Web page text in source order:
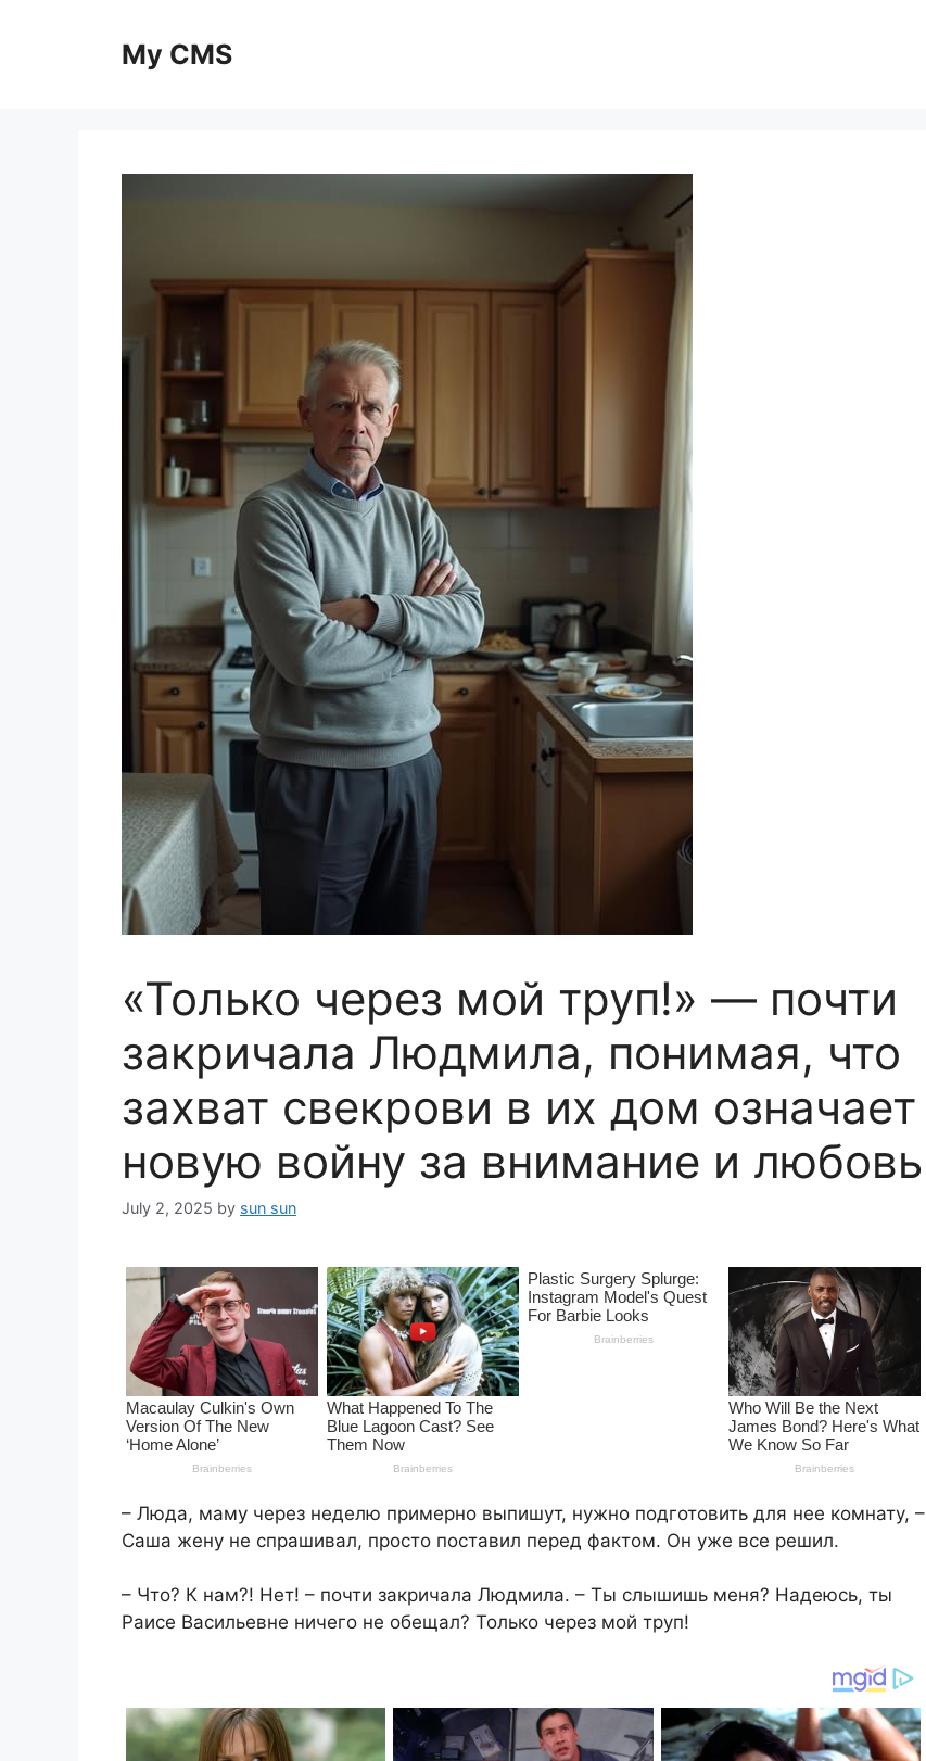
My CMS
«Только через мой труп!» — почти
закричала Людмила, понимая, что
захват свекрови в их дом означает
новую войну за внимание и любовь
July 2, 2025 by sun sun
– Люда, маму через неделю примерно выпишут, нужно подготовить для нее комнату, –
Саша жену не спрашивал, просто поставил перед фактом. Он уже все решил.​
​– Что? К нам?! Нет! – почти закричала Людмила. – Ты слышишь меня? Надеюсь, ты
Раисе Васильевне ничего не обещал? Только через мой труп!​